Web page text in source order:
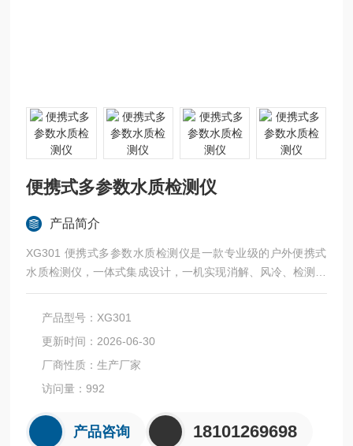
便携式多参数水质检测仪
产品简介
XG301 便携式多参数水质检测仪是一款专业级的户外便携式
水质检测仪，一体式集成设计，一机实现消解、风冷、检测等
功能。内置大容量锂电池可实现无外接供电工作，仪器采用LE
D冷光源和光学结构，搭载智能检测系统，每秒可进行十几次
定性更强。从而飞跃性的实现了水质测定仪的智能化、高性
能、低噪音、稳定性强的特点。
产品型号：XG301
更新时间：2026-06-30
厂商性质：生产厂家
访问量：992
产品咨询 18101269698